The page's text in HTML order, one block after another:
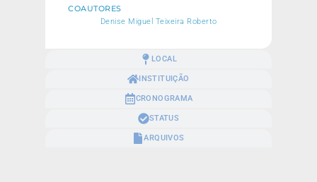
LOCAL
INSTITUIÇÃO
CRONOGRAMA
STATUS
ARQUIVOS
COAUTORES
Denise Miguel Teixeira Roberto